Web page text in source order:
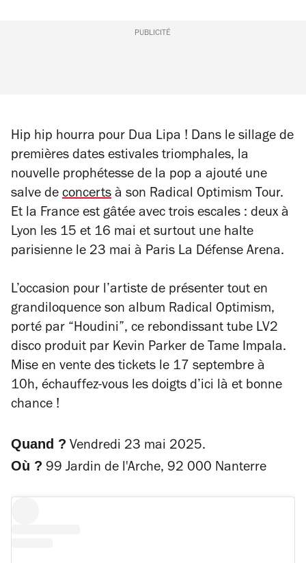
PUBLICITÉ
Hip hip hourra pour Dua Lipa ! Dans le sillage de
premières dates estivales triomphales, la
nouvelle prophétesse de la pop a ajouté une
salve de concerts à son Radical Optimism Tour.
Et la France est gâtée avec trois escales : deux à
Lyon les 15 et 16 mai et surtout une halte
parisienne le 23 mai à Paris La Défense Arena.
L’occasion pour l’artiste de présenter tout en
grandiloquence son album Radical Optimism,
porté par “Houdini”, ce rebondissant tube LV2
disco produit par Kevin Parker de Tame Impala.
Mise en vente des tickets le 17 septembre à
10h, échauffez-vous les doigts d’ici là et bonne
chance !
Quand ? Vendredi 23 mai 2025.
Où ? 99 Jardin de l'Arche, 92 000 Nanterre